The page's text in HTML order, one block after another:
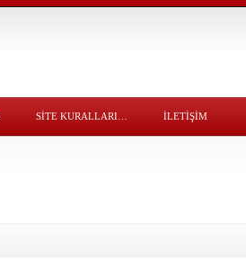
SITE KURALLARI… İLETİŞİM